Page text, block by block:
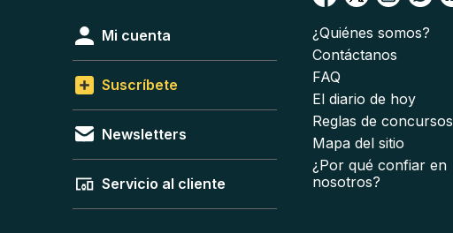
Mi cuenta
Suscríbete
Newsletters
Servicio al cliente
¿Quiénes somos?
Contáctanos
FAQ
El diario de hoy
Reglas de concursos
Mapa del sitio
¿Por qué confiar en
nosotros?